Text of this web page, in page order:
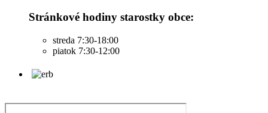
Stránkové hodiny starostky obce:
streda 7:30-18:00
piatok 7:30-12:00